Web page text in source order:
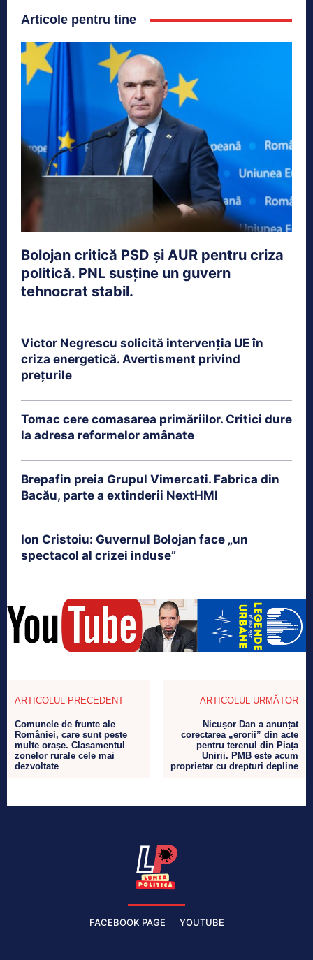
Articole pentru tine
Bolojan critică PSD și AUR pentru criza
politică. PNL susține un guvern
tehnocrat stabil.
Victor Negrescu solicită intervenția UE în
criza energetică. Avertisment privind
prețurile
Tomac cere comasarea primăriilor. Critici dure
la adresa reformelor amânate
Brepafin preia Grupul Vimercati. Fabrica din
Bacău, parte a extinderii NextHMI
Ion Cristoiu: Guvernul Bolojan face „un
spectacol al crizei induse”
ARTICOLUL PRECEDENT
Comunele de frunte ale
României, care sunt peste
multe orașe. Clasamentul
zonelor rurale cele mai
dezvoltate
ARTICOLUL URMĂTOR
Nicușor Dan a anunțat
corectarea „erorii” din acte
pentru terenul din Piața
Unirii. PMB este acum
proprietar cu drepturi depline
FACEBOOK PAGE YOUTUBE